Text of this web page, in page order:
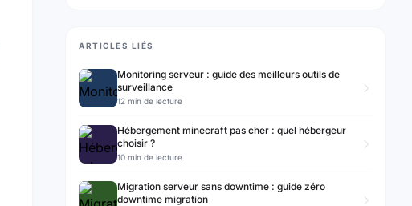
ARTICLES LIÉS
Monitoring serveur : guide des meilleurs outils de
surveillance
12 min de lecture
Hébergement minecraft pas cher : quel hébergeur
choisir ?
10 min de lecture
Migration serveur sans downtime : guide zéro
downtime migration